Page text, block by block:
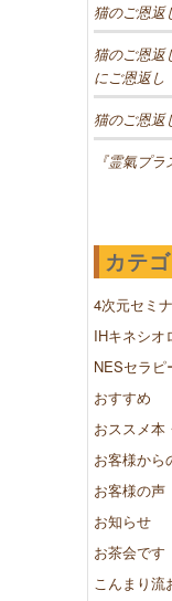
猫のご恩返
猫のご恩返
にご恩返し
猫のご恩返
『霊氣プ
カテ
4次元セミ
IHキネシオ
NESセラピ
おすすめ
おススメ本
お客様から
お客様の声
お知らせ
お茶会です
こんまり流